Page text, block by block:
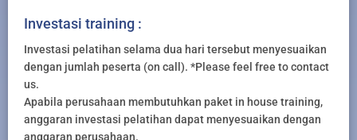
Investasi training :
Investasi pelatihan selama dua hari tersebut menyesuaikan
dengan jumlah peserta (on call). *Please feel free to contact
us.
Apabila perusahaan membutuhkan paket in house training,
anggaran investasi pelatihan dapat menyesuaikan dengan
anggaran perusahaan.